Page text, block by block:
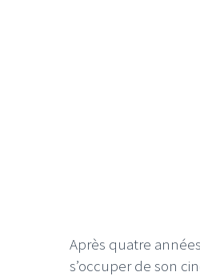
Après quatre
s’occuper de son